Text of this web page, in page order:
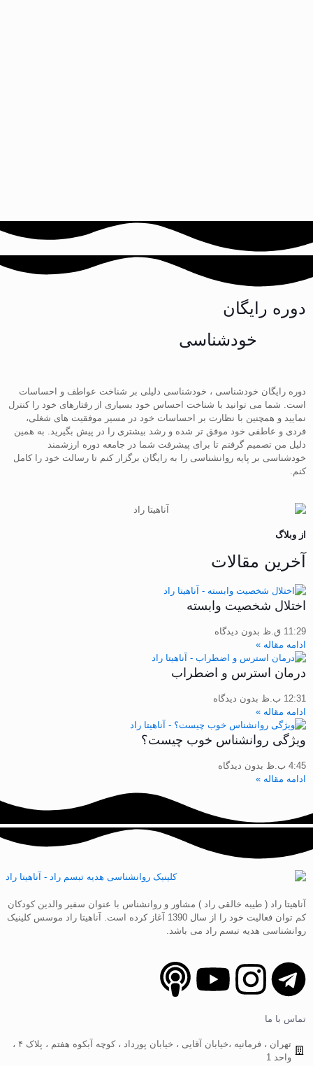
دوره رایگان
خودشناسی
دوره رایگان خودشناسی ، خودشناسی دلیلی بر شناخت عواطف و احساسات
است. شما می توانید با شناخت احساس خود بسیاری از رفتارهای خود را کنترل
نمایید و همچنین با نظارت بر احساسات خود در مسیر موفقیت های شغلی،
فردی و عاطفی خود موفق تر شده و رشد بیشتری را در پیش بگیرید. به همین
دلیل من تصمیم گرفتم تا برای پیشرفت شما در جامعه دوره ارزشمند
خودشناسی بر پایه روانشناسی را به رایگان برگزار کنم تا رسالت خود را کامل
کنم.
از وبلاگ
آخرین مقالات
اختلال شخصیت وابسته
11:29 ق.ظ
بدون دیدگاه
ادامه مقاله »
درمان استرس و اضطراب
12:31 ب.ظ
بدون دیدگاه
ادامه مقاله »
ویژگی روانشناس خوب چیست؟
4:45 ب.ظ
بدون دیدگاه
ادامه مقاله »
آناهیتا راد ( طیبه خالقی راد ) مشاور و روانشناس با عنوان سفیر والدین کودکان
کم توان فعالیت خود را از سال 1390 آغاز کرده است. آناهیتا راد موسس کلینیک
روانشناسی هدیه تبسم راد می باشد.
تماس با ما
تهران ، فرمانیه ،خیابان آقایی ، خیابان پورداد ، کوچه آبکوه هفتم ، پلاک ۴ ،
واحد 1